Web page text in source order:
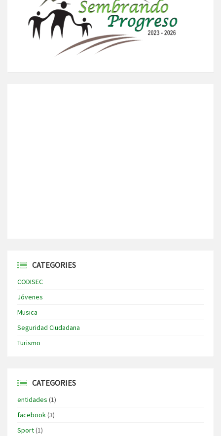
CATEGORIES
CODISEC
Jóvenes
Musica
Seguridad Ciudadana
Turismo
CATEGORIES
entidades (1)
facebook(3)
Sport(1)